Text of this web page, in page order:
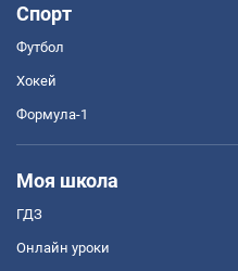
Спорт
Футбол
Хокей
Формула-1
Моя школа
ГДЗ
Онлайн уроки